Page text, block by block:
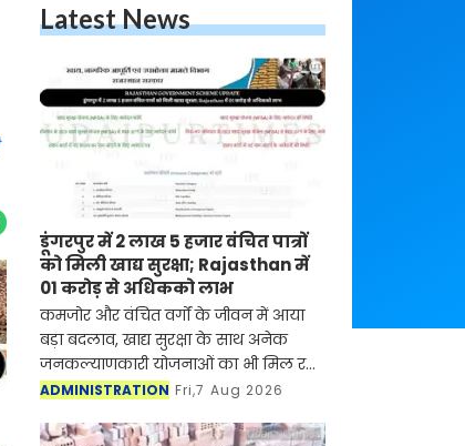
Latest News
डूंगरपुर में 2 लाख 5 हजार वंचित पात्रों
को मिली खाद्य सुरक्षा; Rajasthan में
01 करोड़ से अधिकको लाभ
कमजोर और वंचित वर्गों के जीवन में आया
बड़ा बदलाव, खाद्य सुरक्षा के साथ अनेक
जनकल्याणकारी योजनाओं का भी मिल रहा
लाभ
ADMINISTRATION Fri,7 Aug 2026